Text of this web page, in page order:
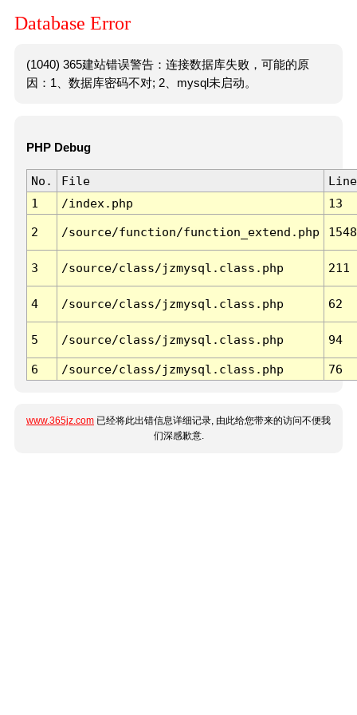
Database Error
(1040) 365建站错误警告：连接数据库失败，可能的原
因：1、数据库密码不对; 2、mysql未启动。
PHP Debug
No. File
Line
1
/index.php 13
2 /source/function/function_extend.php 1548
3 /source/class/jzmysql.class.php 211
4 /source/class/jzmysql.class.php 62
5 /source/class/jzmysql.class.php 94
6 /source/class/jzmysql.class.php 76
www.365jz.com 已经将此出错信息详细记录, 由此给您带来的访问不便我
们深感歉意.